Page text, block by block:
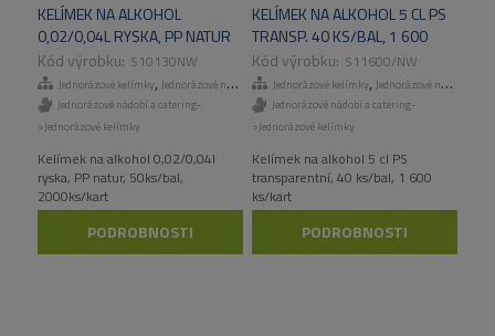
KELÍMEK NA ALKOHOL
0,02/0,04L RYSKA, PP NATUR
50KS/BAL, 2000KS/KART
S10130NW
Jednorázové kelímky, Jednorázové nádobí a catering
Jednorázové nádobí a catering-
>Jednorázové kelímky
Kelímek na alkohol 0,02/0,04l
ryska, PP natur, 50ks/bal,
2000ks/kart
PODROBNOSTI
KELÍMEK NA ALKOHOL 5 CL PS
TRANSP. 40 KS/BAL, 1 600
KS/KART
S11600/NW
Jednorázové kelímky, Jednorázové nádobí a catering
Jednorázové nádobí a catering-
>Jednorázové kelímky
Kelímek na alkohol 5 cl PS
transparentní, 40 ks/bal, 1 600
ks/kart
PODROBNOSTI